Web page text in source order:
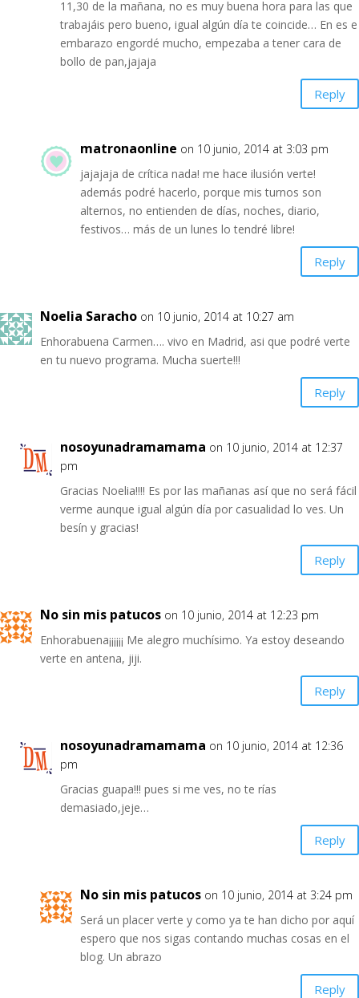
11,30 de la mañana, no es muy buena hora para las que
trabajáis pero bueno, igual algún día te coincide… En es e
embarazo engordé mucho, empezaba a tener cara de
bollo de pan,jajaja
Reply
matronaonline on 10 junio, 2014 at 3:03 pm
jajajaja de crítica nada! me hace ilusión verte!
además podré hacerlo, porque mis turnos son
alternos, no entienden de días, noches, diario,
festivos… más de un lunes lo tendré libre!
Reply
Noelia Saracho on 10 junio, 2014 at 10:27 am
Enhorabuena Carmen…. vivo en Madrid, asi que podré verte
en tu nuevo programa. Mucha suerte!!!
Reply
nosoyunadramamama on 10 junio, 2014 at 12:37
pm
Gracias Noelia!!!! Es por las mañanas así que no será fácil
verme aunque igual algún día por casualidad lo ves. Un
besín y gracias!
Reply
No sin mis patucos on 10 junio, 2014 at 12:23 pm
Enhorabuena¡¡¡¡¡¡ Me alegro muchísimo. Ya estoy deseando
verte en antena, jiji.
Reply
nosoyunadramamama on 10 junio, 2014 at 12:36
pm
Gracias guapa!!! pues si me ves, no te rías
demasiado,jeje…
Reply
No sin mis patucos on 10 junio, 2014 at 3:24 pm
Será un placer verte y como ya te han dicho por aquí
espero que nos sigas contando muchas cosas en el
blog. Un abrazo
Reply